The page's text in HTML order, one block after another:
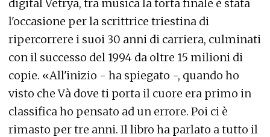
digital Vetrya, tra musica la torta finale è stata
l'occasione per la scrittrice triestina di
ripercorrere i suoi 30 anni di carriera, culminati
con il successo del 1994 da oltre 15 milioni di
copie. «All'inizio - ha spiegato -, quando ho
visto che Và dove ti porta il cuore era primo in
classifica ho pensato ad un errore. Poi ci è
rimasto per tre anni. Il libro ha parlato a tutto il